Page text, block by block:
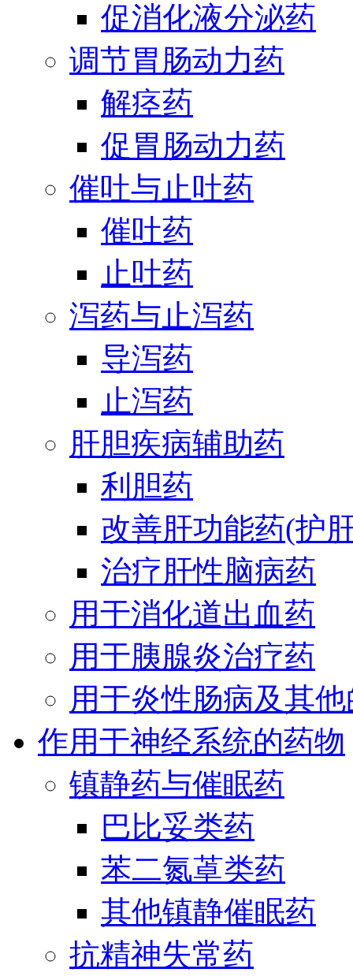
促消化液分泌药
调节胃肠动力药
解痉药
促胃肠动力药
催吐与止吐药
催吐药
止吐药
泻药与止泻药
导泻药
止泻药
肝胆疾病辅助药
利胆药
改善肝功能药(护
治疗肝性脑病药
用于消化道出血药
用于胰腺炎治疗药
用于炎性肠病及其
作用于神经系统的药物
镇静药与催眠药
巴比妥类药
苯二氮䓬类药
其他镇静催眠药
抗精神失常药